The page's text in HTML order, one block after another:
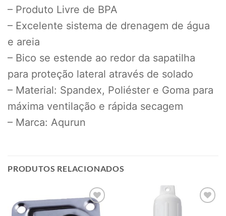
– Produto Livre de BPA
– Excelente sistema de drenagem de água
e areia
– Bico se estende ao redor da sapatilha
para proteção lateral através de solado
– Material: Spandex, Poliéster e Goma para
máxima ventilação e rápida secagem
– Marca: Aqurun
PRODUTOS RELACIONADOS
Add to